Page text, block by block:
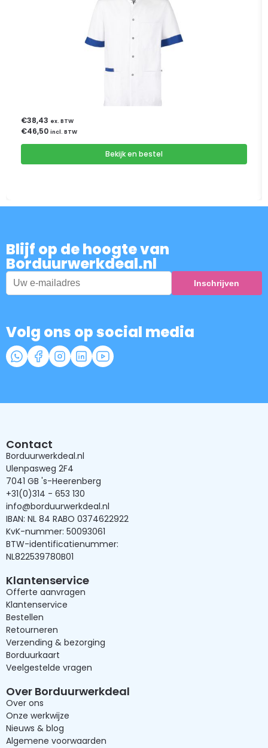
€38,43 ex. BTW
€46,50 incl. BTW
Bekijk en bestel
Blijf op de hoogte van
Borduurwerkdeal.nl
Volg ons op social media
Contact
Borduurwerkdeal.nl
Ulenpasweg 2F4
7041 GB 's-Heerenberg
+31(0)314 - 653 130
info@borduurwerkdeal.nl
IBAN: NL 84 RABO 0374622922
KvK-nummer: 50093061
BTW-identificatienummer:
NL822539780B01
Klantenservice
Offerte aanvragen
Klantenservice
Bestellen
Retourneren
Verzending & bezorging
Borduurkaart
Veelgestelde vragen
Over Borduurwerkdeal
Over ons
Onze werkwijze
Nieuws & blog
Algemene voorwaarden